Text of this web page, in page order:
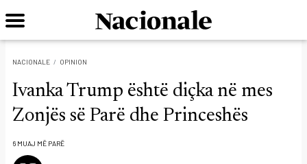
NACIONALE OPINION
Ivanka Trump është diçka në mes
Zonjës së Parë dhe Princeshës
6 MUAJ MË PARË